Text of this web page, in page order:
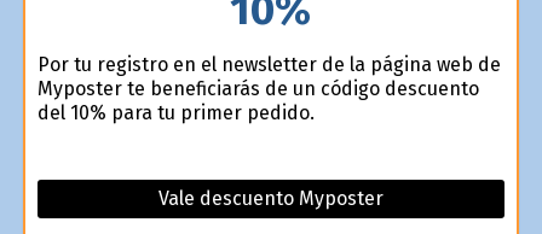
Por tu registro en el newsletter de la página web de
Myposter te beneficiarás de un código descuento
del 10% para tu primer pedido.
Vale descuento Myposter